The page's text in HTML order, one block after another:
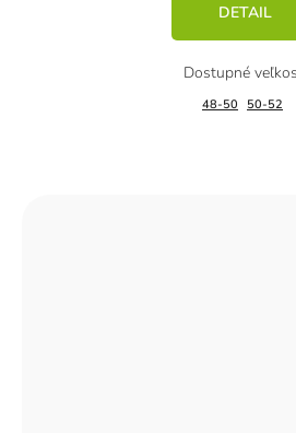
DETAIL
48-50 50-52